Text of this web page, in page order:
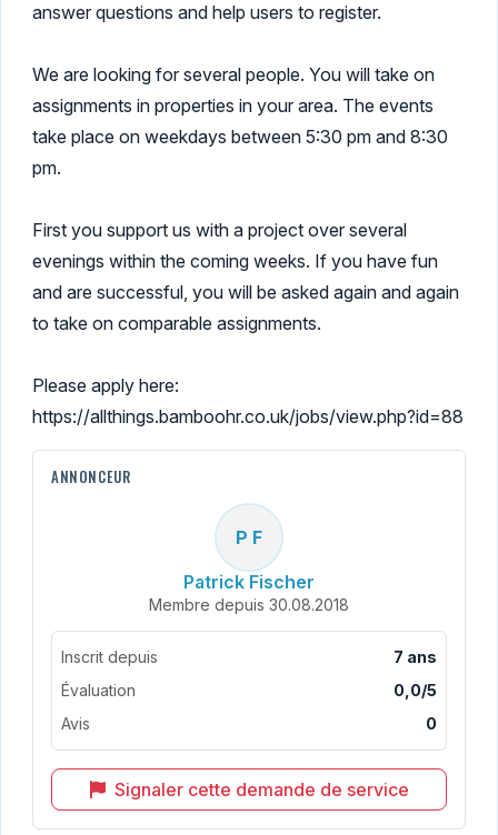
answer questions and help users to register.
We are looking for several people. You will take on
assignments in properties in your area. The events
take place on weekdays between 5:30 pm and 8:30
pm.
First you support us with a project over several
evenings within the coming weeks. If you have fun
and are successful, you will be asked again and again
to take on comparable assignments.
Please apply here:
https://allthings.bamboohr.co.uk/jobs/view.php?id=88
ANNONCEUR
P F
Patrick Fischer
Membre depuis 30.08.2018
Inscrit depuis
7 ans
Évaluation
0,0/5
Avis
0
Signaler cette demande de service